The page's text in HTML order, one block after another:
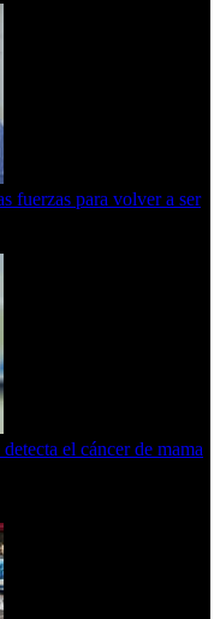
fuerzas para volver a ser
el cáncer de mama